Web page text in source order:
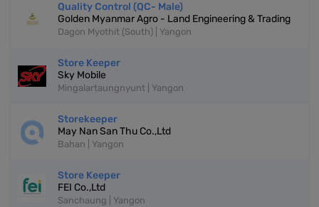
Quality Control (QC- Male)
Golden Myanmar Agro - Land Engineering & Trading
Dagon Myothit (South) | Yangon
Store Keeper
Sky Mobile
Mingalartaungnyunt | Yangon
Storekeeper
May Nan San Thu Co.,Ltd
Bahan | Yangon
Store Keeper
FEI Co.,Ltd
Sanchaung | Yangon